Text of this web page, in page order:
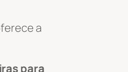
a
para